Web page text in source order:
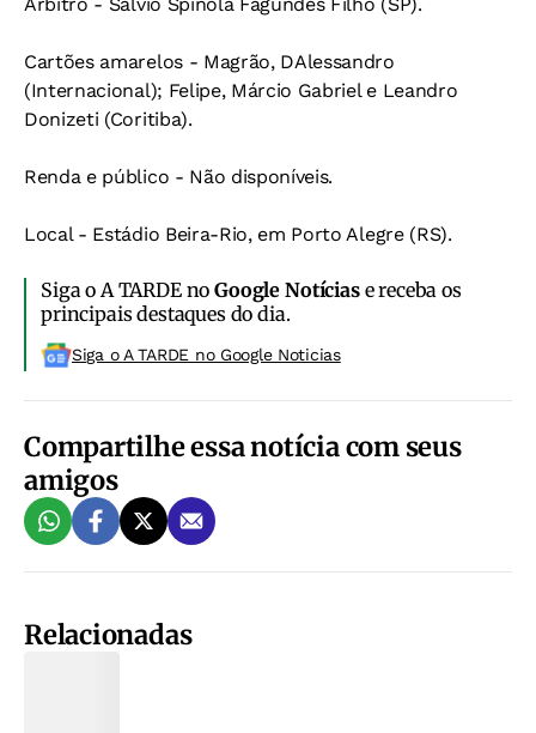
Cartões amarelos - Magrão, DAlessandro
(Internacional); Felipe, Márcio Gabriel e Leandro
Donizeti (Coritiba).
Renda e público - Não disponíveis.
Local - Estádio Beira-Rio, em Porto Alegre (RS).
Siga o A TARDE noGoogle Notíciase receba os
principais destaques do dia.
Siga o A TARDE no Google Noticias
Compartilhe essa notícia com seus
amigos
Relacionadas